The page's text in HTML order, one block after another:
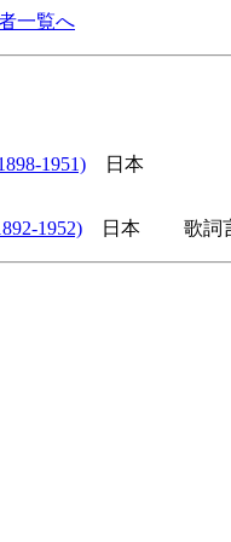
一覧へ
1951) 日本
1952) 日本 歌詞言